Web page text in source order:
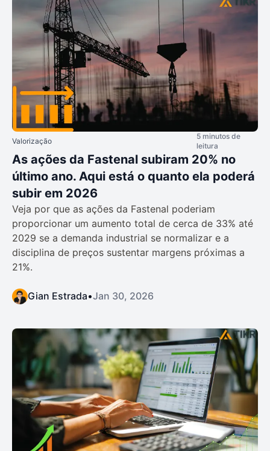
Valorização
5 minutos de
leitura
As ações da Fastenal subiram 20% no
último ano. Aqui está o quanto ela poderá
subir em 2026
Veja por que as ações da Fastenal poderiam
proporcionar um aumento total de cerca de 33% até
2029 se a demanda industrial se normalizar e a
disciplina de preços sustentar margens próximas a
21%.
Gian Estrada•Jan 30, 2026